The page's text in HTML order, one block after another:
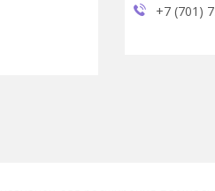
+7 (701)